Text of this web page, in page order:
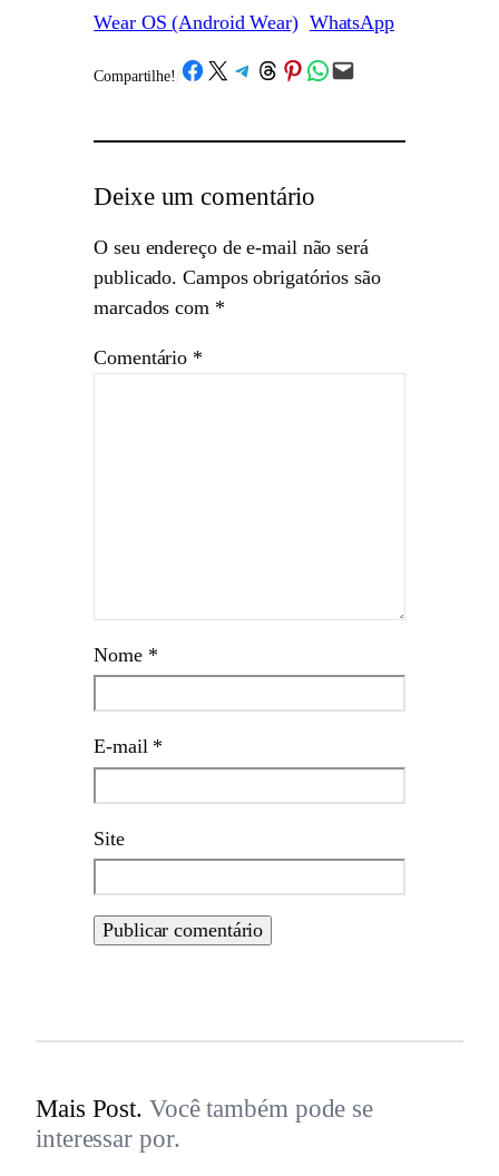
Wear OS (Android Wear) WhatsApp
Compartilhe! /Share on Facebook
Share on X Share on Telegram
Share on Threads
Share on Pinterest
Share on WhatsApp
Email this Page
Deixe um comentário
O seu endereço de e-mail não será
publicado. Campos obrigatórios são
marcados com *
Comentário *
Nome *
E-mail *
Site
Mais Post. Você também pode se
interessar por.